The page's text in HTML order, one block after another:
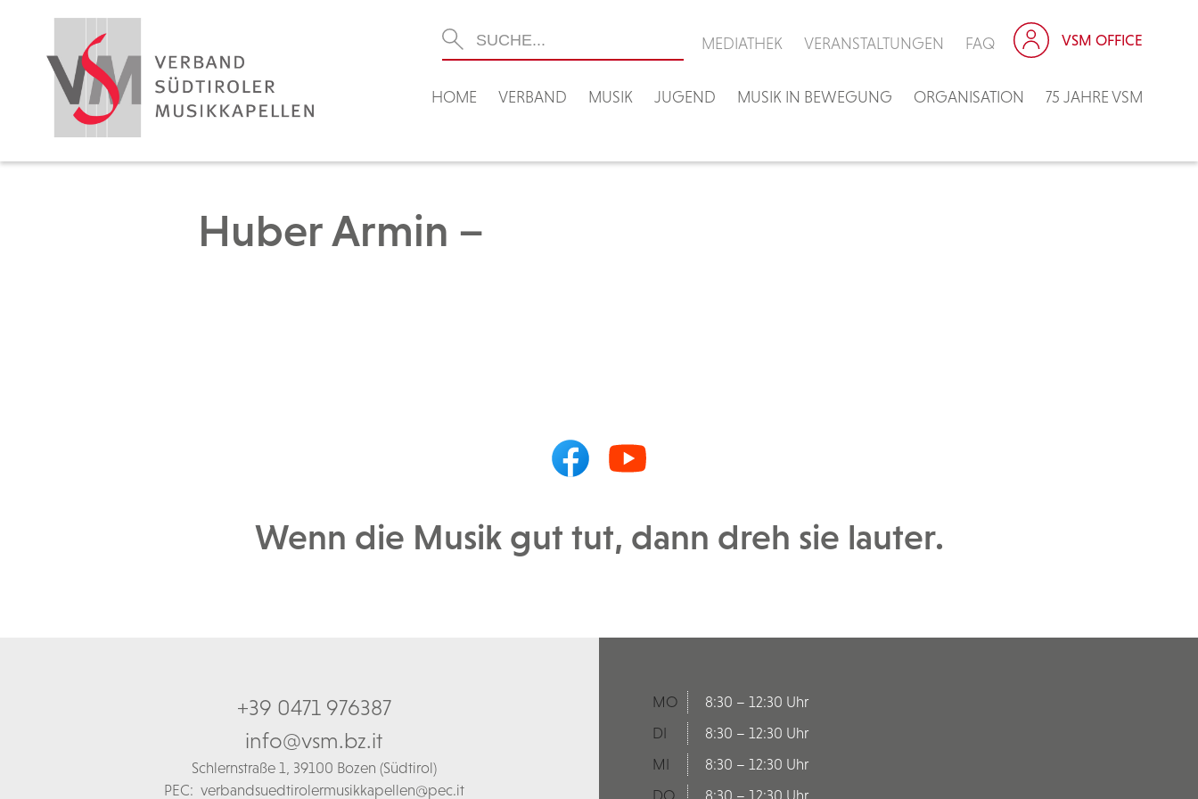
HOME VERBAND MUSIK JUGEND MUSIK IN BEWEGUNG ORGANISATION 75 JAHRE VSM
MEDIATHEK VERANSTALTUNGEN FAQ VSM OFFICE
Huber Armin –
Wenn die Musik gut tut, dann dreh sie lauter.
+39 0471 976387
info@vsm.bz.it
Schlernstraße 1, 39100 Bozen (Südtirol)
PEC: verbandsuedtirolermusikkapellen@pec.it
MO
8:30 – 12:30 Uhr
DI
8:30 – 12:30 Uhr
MI
8:30 – 12:30 Uhr
DO
8:30 – 12:30 Uhr